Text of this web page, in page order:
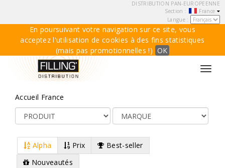
DISTRIBUTION PAN-EUROPEENNE
Section :
France
Langue :
En poursuivant votre navigation sur ce site, vous
acceptez l'utilisation de cookies à des fins statistiques
(mais pas promotionnelles !) OK
Accueil France
Alpha Prix
Best-seller
Nouveautés